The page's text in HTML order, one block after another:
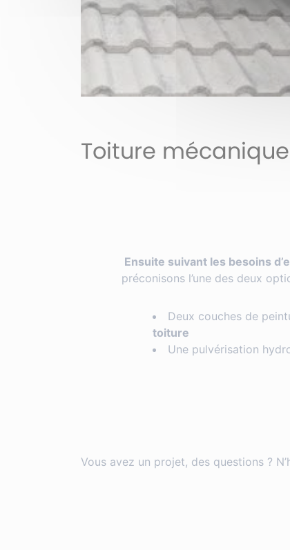
Toiture
Ensuite suivant les besoins
préconisons l’une des deux
Deux couches de
toiture
Une pulvérisation
Vous avez un projet, des questions ?